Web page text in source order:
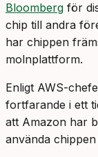
Bloomberg för
chip till andra
har chippen
molnplattform.
Enligt AWS-
fortfarande i ett
att Amazon har
använda